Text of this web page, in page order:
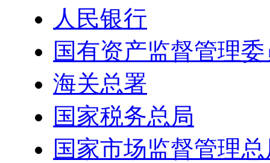
人民银行
国有资产监督管理
海关总署
国家税务总局
国家市场监督管理